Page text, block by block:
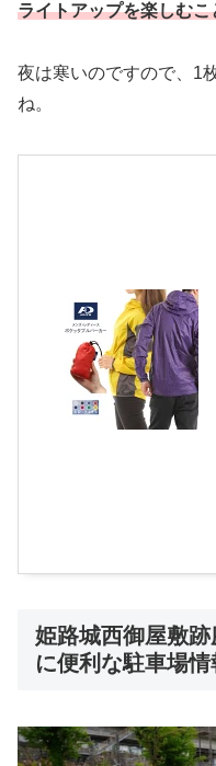
ライトアップを楽しむ
夜は寒いのですので、1
ね。
姫路城西御屋敷
に便利な駐車場情